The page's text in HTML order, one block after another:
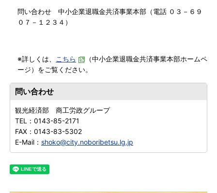
問い合わせ 中小企業退職金共済事業本部（電話 ０３－６９
０７－１２３４）
※詳しくは、 こちら
（中小企業退職金共済事業本部ホームペ
ージ）をご覧ください。
問い合わせ
観光経済部 商工労政グループ
TEL： 0143-85-2171
FAX： 0143-83-5302
E-Mail： shoko@city.noboribetsu.lg.jp